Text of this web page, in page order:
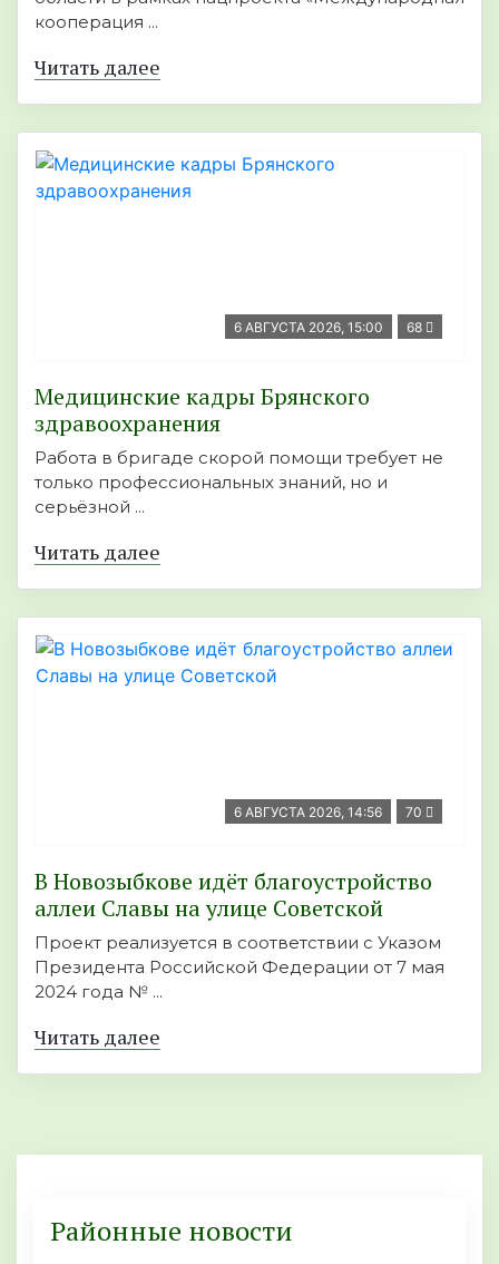
кооперация ...
Читать далее
6 АВГУСТА 2026, 15:00 68
Медицинские кадры Брянского
здравоохранения
Работа в бригаде скорой помощи требует не
только профессиональных знаний, но и
серьёзной ...
Читать далее
6 АВГУСТА 2026, 14:56 70
В Новозыбкове идёт благоустройство
аллеи Славы на улице Советской
Проект реализуется в соответствии с Указом
Президента Российской Федерации от 7 мая
2024 года № ...
Читать далее
Районные новости